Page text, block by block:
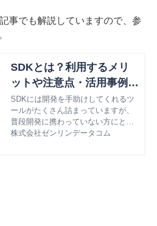
事でも解説していますので、参
SDKとは？利用するメリ
ットや注意点・活用事例な
どを紹介
SDKには開発を手助けしてくれるツ
ールがたくさん詰まっていますが、
普段開発に携わっていない方にとっ
ては、その実態はわかりにくいもの
株式会社ゼンリンデータコム